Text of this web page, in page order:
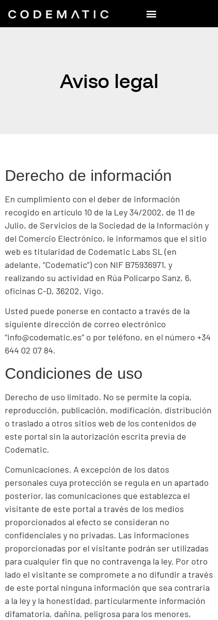
Aviso legal
Derecho de información
En cumplimiento con el deber de información
recogido en artículo 10 de la Ley 34/2002, de 11 de
Julio, de Servicios de la Sociedad de la Información y
del Comercio Electrónico, le informamos que el sitio
web es titularidad de Codematic Labs SL (en
adelante, “Codematic”) con NIF B75936971, y
realizando su actividad en Rúa Policarpo Sanz, 6,
oficinas C-D, 36202, Vigo.
Usted puede ponerse en contacto a través de la
siguiente dirección de correo electrónico
“info@codematic.es” o por teléfono, en el número +34
644 02 07 84.
Condiciones de uso
Derecho de uso limitado. No se permite la copia,
reproducción, publicación, modificación, distribución
o traslado a otros sitios web de los contenidos de
este portal sin la autorización escrita previa de
Codematic.
Comunicaciones. A excepción de los datos
personales cuya protección se regula en un apartado
posterior, las comunicaciones que establezca el
visitante de este portal a través de los medios
proporcionados al efecto se consideran no
confidenciales y no privadas. Las informaciones
proporcionadas por el visitante podrán ser utilizadas
para cualquier fin que no contravenga la ley. Por otro
lado el visitante se compromete a no difundir a través
de este portal ninguna información que sea contraria
a la ley y la honestidad, particularmente información
difamatoria, dañina, peligrosa para los menores,